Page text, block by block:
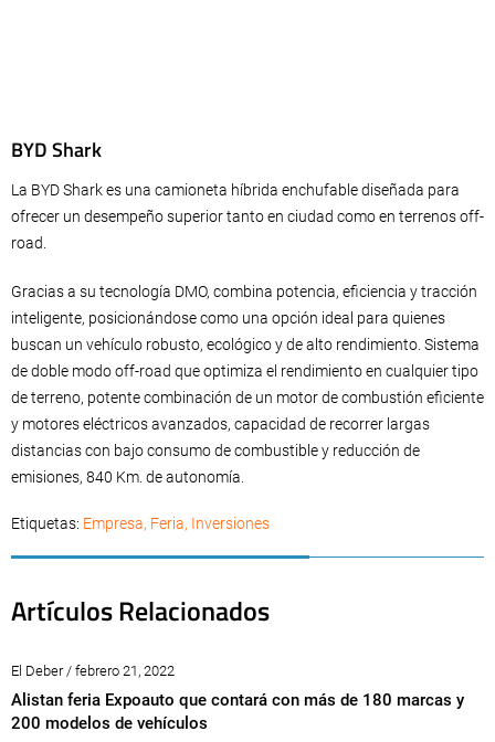
BYD Shark
La BYD Shark es una camioneta híbrida enchufable diseñada para
ofrecer un desempeño superior tanto en ciudad como en terrenos off-
road.
Gracias a su tecnología DMO, combina potencia, eficiencia y tracción
inteligente, posicionándose como una opción ideal para quienes
buscan un vehículo robusto, ecológico y de alto rendimiento. Sistema
de doble modo off-road que optimiza el rendimiento en cualquier tipo
de terreno, potente combinación de un motor de combustión eficiente
y motores eléctricos avanzados, capacidad de recorrer largas
distancias con bajo consumo de combustible y reducción de
emisiones, 840 Km. de autonomía.
Etiquetas: Empresa, Feria, Inversiones
Artículos Relacionados
El Deber / febrero 21, 2022
Alistan feria Expoauto que contará con más de 180 marcas y
200 modelos de vehículos